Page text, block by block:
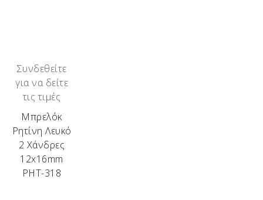
Συνδεθείτε
για να δείτε
τις τιμές
Μπρελόκ
Ρητίνη Λευκό
2 Χάνδρες
12x16mm
ΡΗΤ-318